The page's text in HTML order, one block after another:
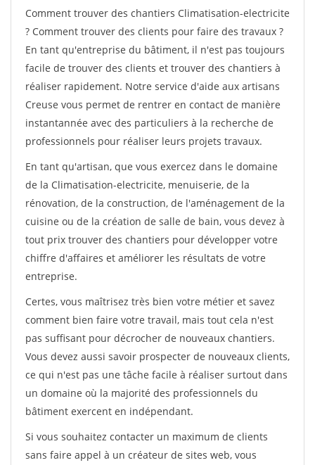
Comment trouver des chantiers Climatisation-electricite
? Comment trouver des clients pour faire des travaux ?
En tant qu'entreprise du bâtiment, il n'est pas toujours
facile de trouver des clients et trouver des chantiers à
réaliser rapidement. Notre service d'aide aux artisans
Creuse vous permet de rentrer en contact de manière
instantannée avec des particuliers à la recherche de
professionnels pour réaliser leurs projets travaux.
En tant qu'artisan, que vous exercez dans le domaine
de la Climatisation-electricite, menuiserie, de la
rénovation, de la construction, de l'aménagement de la
cuisine ou de la création de salle de bain, vous devez à
tout prix trouver des chantiers pour développer votre
chiffre d'affaires et améliorer les résultats de votre
entreprise.
Certes, vous maîtrisez très bien votre métier et savez
comment bien faire votre travail, mais tout cela n'est
pas suffisant pour décrocher de nouveaux chantiers.
Vous devez aussi savoir prospecter de nouveaux clients,
ce qui n'est pas une tâche facile à réaliser surtout dans
un domaine où la majorité des professionnels du
bâtiment exercent en indépendant.
Si vous souhaitez contacter un maximum de clients
sans faire appel à un créateur de sites web, vous